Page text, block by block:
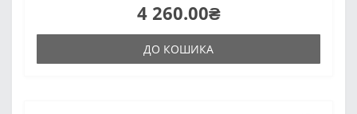
4 260.00₴
ДО КОШИКА